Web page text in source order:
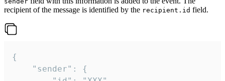
recipient of the message is identified by the recipient.id field.
{